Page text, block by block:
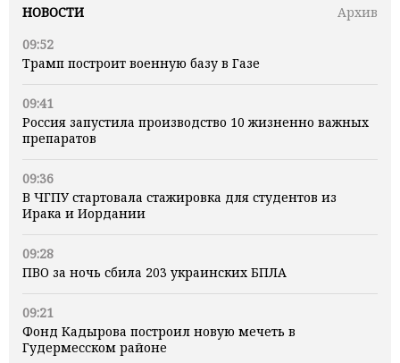
НОВОСТИ
Архив
09:52
Трамп построит военную базу в Газе
09:41
Россия запустила производство 10 жизненно важных
препаратов
09:36
В ЧГПУ стартовала стажировка для студентов из
Ирака и Иордании
09:28
ПВО за ночь сбила 203 украинских БПЛА
09:21
Фонд Кадырова построил новую мечеть в
Гудермесском районе